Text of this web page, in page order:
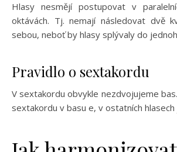
Hlasy nesmějí postupovat v
oktávách. Tj. nemají následovat dvě
sebou, neboť by hlasy splývaly do
Pravidlo o sextakordu
V sextakordu obvykle nezdvojujeme
sextakordu v basu e, v ostatních hlasech